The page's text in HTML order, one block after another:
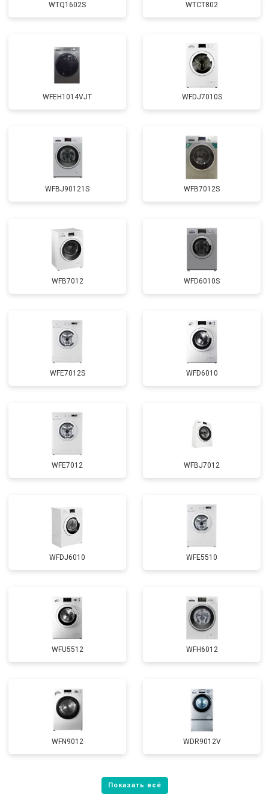
Замена подшипников от 2800 ₽ Заказать
Замена мотора от 3800 ₽ Заказать
от 2200 ₽ Заказать
Замена ТЭН от 2300 ₽ Заказать
Замена блока управления от 3600 ₽ Заказать
Замена прессостата от 3350 ₽ Заказать
Замена сливного насоса от 3450 ₽
Замена сливного шланга от 2100 ₽ Заказать
Замена УБЛ от 2100 ₽ Заказать
Замена приводного ремня от 2550 ₽ Заказать
WTQ1602S WTCT802
WFEH1014VJT WFDJ7010S
WFBJ90121S WFB7012S
WFB7012 WFD6010S
WFE7012S WFD6010
WFE7012 WFBJ7012
WFDJ6010 WFE5510
WFU5512 WFH6012
WFN9012 WDR9012V